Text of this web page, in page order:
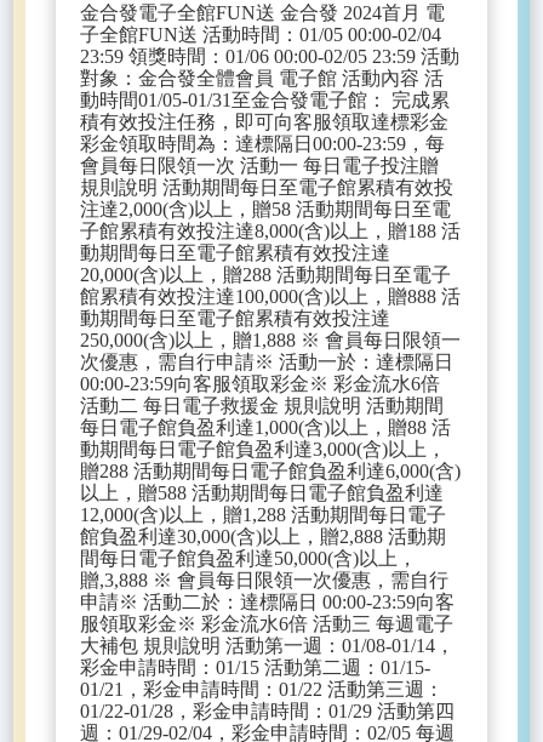
金合發電子全館FUN送 金合發 2024首月 電
子全館FUN送 活動時間：01/05 00:00-02/04
23:59 領獎時間：01/06 00:00-02/05 23:59 活動
對象：金合發全體會員 電子館 活動內容 活
動時間01/05-01/31至金合發電子館： 完成累
積有效投注任務，即可向客服領取達標彩金
彩金領取時間為：達標隔日00:00-23:59，每
會員每日限領一次 活動一 每日電子投注贈
規則說明 活動期間每日至電子館累積有效投
注達2,000(含)以上，贈58 活動期間每日至電
子館累積有效投注達8,000(含)以上，贈188 活
動期間每日至電子館累積有效投注達
20,000(含)以上，贈288 活動期間每日至電子
館累積有效投注達100,000(含)以上，贈888 活
動期間每日至電子館累積有效投注達
250,000(含)以上，贈1,888 ※ 會員每日限領一
次優惠，需自行申請※ 活動一於：達標隔日
00:00-23:59向客服領取彩金※ 彩金流水6倍
活動二 每日電子救援金 規則說明 活動期間
每日電子館負盈利達1,000(含)以上，贈88 活
動期間每日電子館負盈利達3,000(含)以上，
贈288 活動期間每日電子館負盈利達6,000(含)
以上，贈588 活動期間每日電子館負盈利達
12,000(含)以上，贈1,288 活動期間每日電子
館負盈利達30,000(含)以上，贈2,888 活動期
間每日電子館負盈利達50,000(含)以上，
贈,3,888 ※ 會員每日限領一次優惠，需自行
申請※ 活動二於：達標隔日 00:00-23:59向客
服領取彩金※ 彩金流水6倍 活動三 每週電子
大補包 規則說明 活動第一週：01/08-01/14，
彩金申請時間：01/15 活動第二週：01/15-
01/21，彩金申請時間：01/22 活動第三週：
01/22-01/28，彩金申請時間：01/29 活動第四
週：01/29-02/04，彩金申請時間：02/05 每週